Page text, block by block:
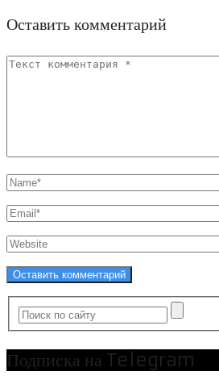
Оставить комментарий
Подписка на Telegram